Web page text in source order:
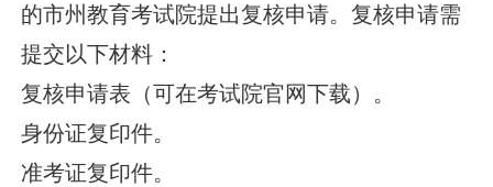
的市州教育考试院提出复核申请。复核申请需
提交以下材料：
复核申请表（可在考试院官网下载）。
身份证复印件。
准考证复印件。